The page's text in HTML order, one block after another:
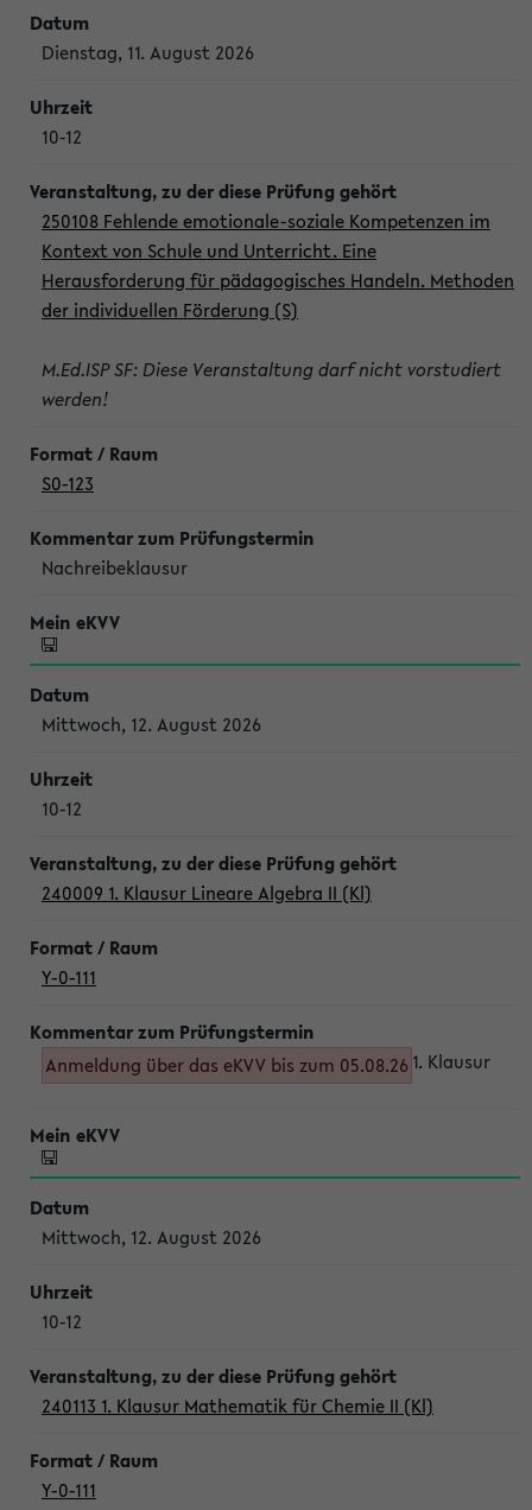
Dienstag, 11. August 2026
10-12
250108 Fehlende emotionale-soziale Kompetenzen im
Kontext von Schule und Unterricht. Eine
Herausforderung für pädagogisches Handeln. Methoden
der individuellen Förderung (S)
M.Ed.ISP SF: Diese Veranstaltung darf nicht vorstudiert
werden!
S0-123
Nachreibeklausur
Mittwoch, 12. August 2026
10-12
240009 1. Klausur Lineare Algebra II (Kl)
Y-0-111
Anmeldung über das eKVV bis zum 05.08.26 1. Klausur
Mittwoch, 12. August 2026
10-12
240113 1. Klausur Mathematik für Chemie II (Kl)
Y-0-111